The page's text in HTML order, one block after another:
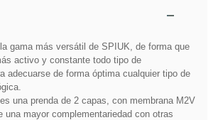
gama más versátil de SPIUK, de forma que
activo y constante todo tipo de
adecuarse de forma óptima cualquier tipo de
una prenda de 2 capas, con membrana M2V
una mayor complementariedad con otras